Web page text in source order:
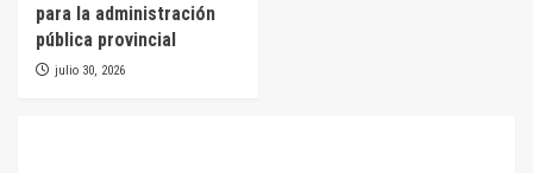
para la administración
pública provincial
julio 30, 2026